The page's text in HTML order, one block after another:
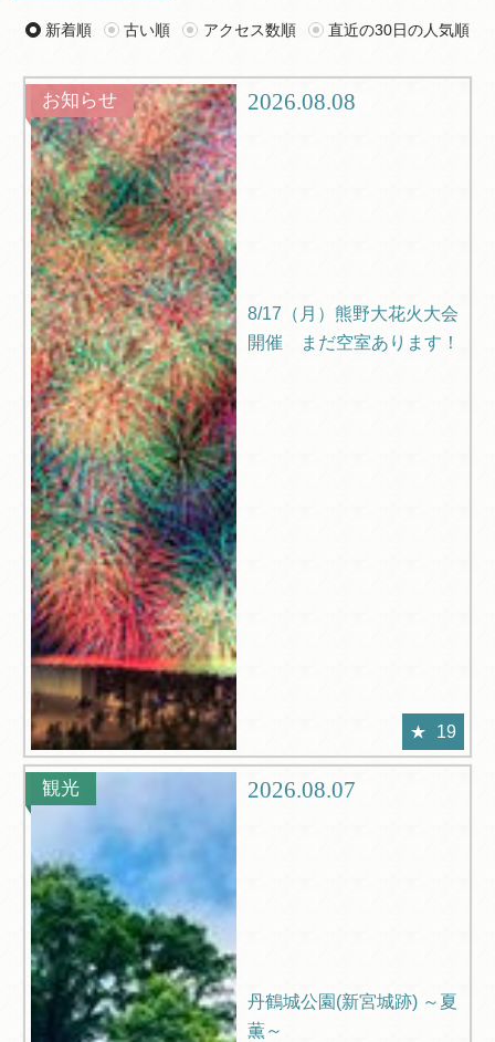
ツアー グルメ
観光
Q＆A
新着順 古い順 アクセス数順 直近の30日の人気順
お知らせ 2026.08.08
8/17（月）熊野大花火大会
開催 まだ空室あります！
19
観光 2026.08.07
丹鶴城公園(新宮城跡) ～夏
薫～